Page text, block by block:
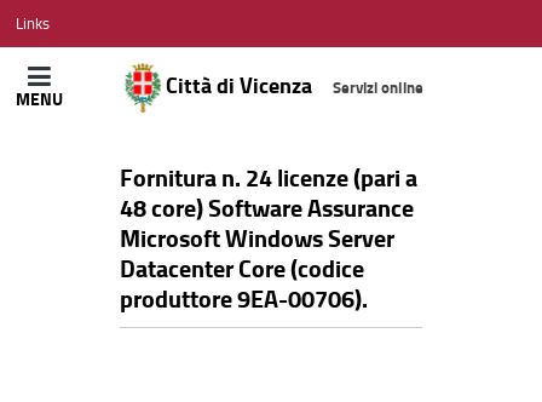
CITTÀ
DI
VICENZA
Links
Città di Vicenza Servizi online
MENU
Fornitura n. 24 licenze (pari a
48 core) Software Assurance
Microsoft Windows Server
Datacenter Core (codice
produttore 9EA-00706).